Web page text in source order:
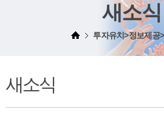
새소식
투자유치>정보제공
새소식